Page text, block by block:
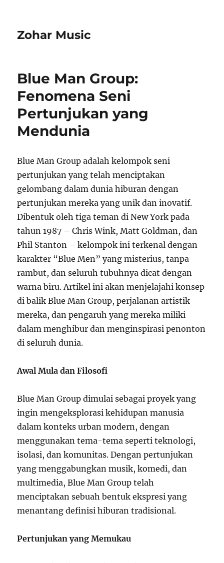
Zohar Music
Blue Man Group:
Fenomena Seni
Pertunjukan yang
Mendunia
Blue Man Group adalah kelompok seni
pertunjukan yang telah menciptakan
gelombang dalam dunia hiburan dengan
pertunjukan mereka yang unik dan inovatif.
Dibentuk oleh tiga teman di New York pada
tahun 1987 – Chris Wink, Matt Goldman, dan
Phil Stanton – kelompok ini terkenal dengan
karakter “Blue Men” yang misterius, tanpa
rambut, dan seluruh tubuhnya dicat dengan
warna biru. Artikel ini akan menjelajahi konsep
di balik Blue Man Group, perjalanan artistik
mereka, dan pengaruh yang mereka miliki
dalam menghibur dan menginspirasi penonton
di seluruh dunia.
Awal Mula dan Filosofi
Blue Man Group dimulai sebagai proyek yang
ingin mengeksplorasi kehidupan manusia
dalam konteks urban modern, dengan
menggunakan tema-tema seperti teknologi,
isolasi, dan komunitas. Dengan pertunjukan
yang menggabungkan musik, komedi, dan
multimedia, Blue Man Group telah
menciptakan sebuah bentuk ekspresi yang
menantang definisi hiburan tradisional.
Pertunjukan yang Memukau